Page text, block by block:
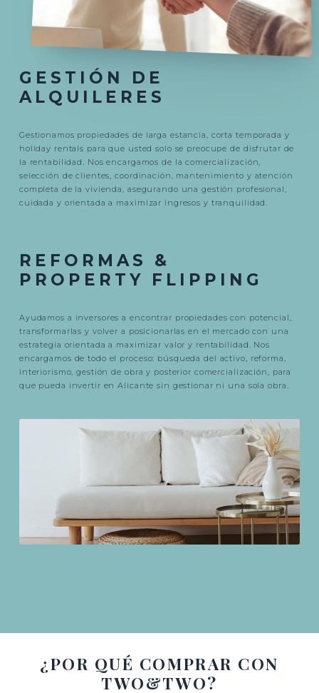
GESTIÓN DE
ALQUILERES
Gestionamos propiedades de larga estancia, corta temporada y
holiday rentals para que usted solo se preocupe de disfrutar de
la rentabilidad. Nos encargamos de la comercialización,
selección de clientes, coordinación, mantenimiento y atención
completa de la vivienda, asegurando una gestión profesional,
cuidada y orientada a maximizar ingresos y tranquilidad.
REFORMAS &
PROPERTY FLIPPING
Ayudamos a inversores a encontrar propiedades con potencial,
transformarlas y volver a posicionarlas en el mercado con una
estrategia orientada a maximizar valor y rentabilidad. Nos
encargamos de todo el proceso: búsqueda del activo, reforma,
interiorismo, gestión de obra y posterior comercialización, para
que pueda invertir en Alicante sin gestionar ni una sola obra.
¿POR QUÉ COMPRAR CON
TWO&TWO?